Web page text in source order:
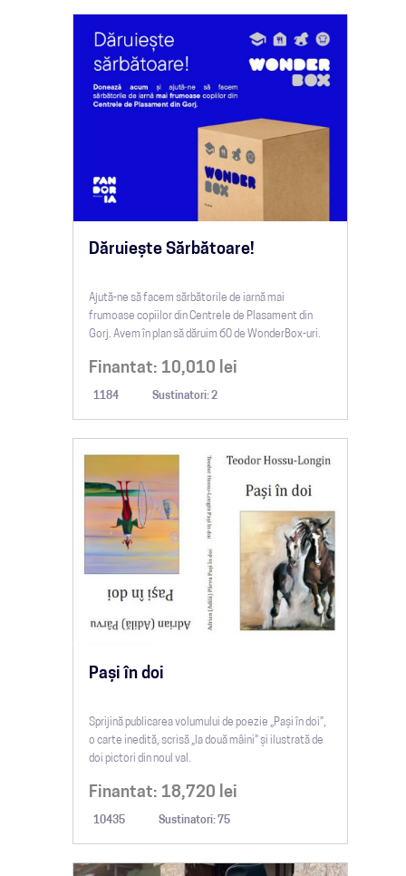
Dăruiește Sărbătoare!
Ajută-ne să facem sărbătorile de iarnă mai
frumoase copiilor din Centrele de Plasament din
Gorj. Avem în plan să dăruim 60 de WonderBox-uri.
Finantat: 10,010 lei
1184 Sustinatori: 2
Pași în doi
Sprijină publicarea volumului de poezie „Pași în doi”,
o carte inedită, scrisă „la două mâini” și ilustrată de
doi pictori din noul val.
Finantat: 18,720 lei
10435 Sustinatori: 75